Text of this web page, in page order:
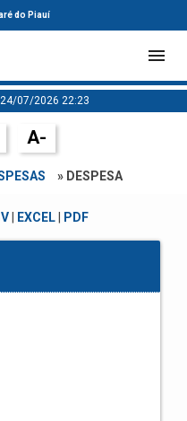
do Piauí
07/2026 22:23
A-
» DESPESA
| EXCEL| PDF